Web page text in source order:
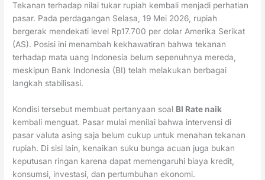
Tekanan terhadap nilai tukar rupiah kembali menjadi perhatian
pasar. Pada perdagangan Selasa, 19 Mei 2026, rupiah
bergerak mendekati level Rp17.700 per dolar Amerika Serikat
(AS). Posisi ini menambah kekhawatiran bahwa tekanan
terhadap mata uang Indonesia belum sepenuhnya mereda,
meskipun Bank Indonesia (BI) telah melakukan berbagai
langkah stabilisasi.
Kondisi tersebut membuat pertanyaan soal BI Rate naik
kembali menguat. Pasar mulai menilai bahwa intervensi di
pasar valuta asing saja belum cukup untuk menahan tekanan
rupiah. Di sisi lain, kenaikan suku bunga acuan juga bukan
keputusan ringan karena dapat memengaruhi biaya kredit,
konsumsi, investasi, dan pertumbuhan ekonomi.